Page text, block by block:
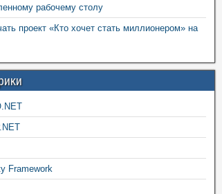
рабочему столу
проект «Кто хочет стать миллионером» на
Framework